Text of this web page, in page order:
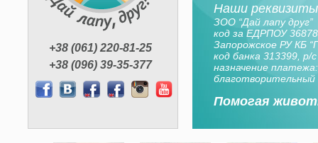
+38 (061) 220-81-25
+38 (096) 39-35-377